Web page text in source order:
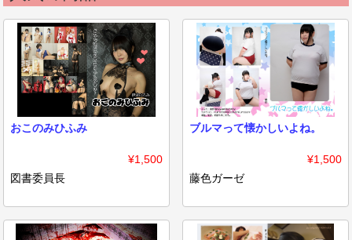
おこのみひふみ
¥1,500
図書委員長
ブルマって懐かしいよね。
¥1,500
藤色ガーゼ